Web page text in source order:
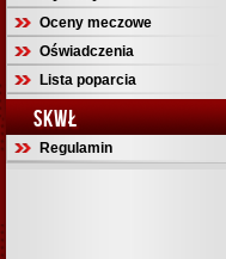
Oceny meczowe
Oświadczenia
Lista poparcia
SKWŁ
Regulamin